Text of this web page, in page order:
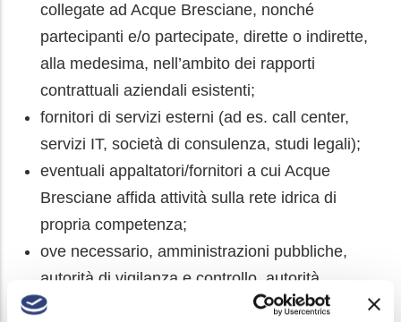
collegate ad Acque Bresciane, nonché
partecipanti e/o partecipate, dirette o indirette,
alla medesima, nell’ambito dei rapporti
contrattuali aziendali esistenti;
fornitori di servizi esterni (ad es. call center,
servizi IT, società di consulenza, studi legali);
eventuali appaltatori/fornitori a cui Acque
Bresciane affida attività sulla rete idrica di
propria competenza;
ove necessario, amministrazioni pubbliche,
autorità di vigilanza e controllo, autorità
giudiziarie (ove richiesto dalla legge o da ordini